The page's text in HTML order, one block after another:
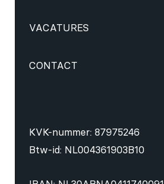
VACATURES
CONTACT
KVK-nummer: 87975246
Btw-id: NL004361903B10